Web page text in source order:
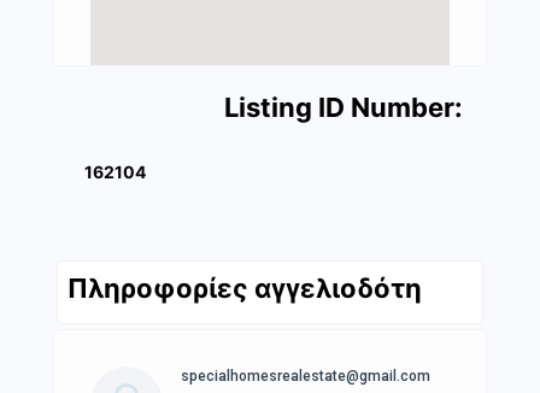
Listing ID Number:
162104
Πληροφορίες αγγελιοδότη
specialhomesrealestate@gmail.com